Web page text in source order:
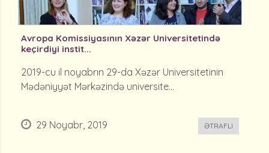
Avropa Komissiyasının Xəzər Universitetində
keçirdiyi instit...
2019-cu il noyabrın 29-da Xəzər Universitetinin
Mədəniyyət Mərkəzində universite...
29 Noyabr, 2019 ƏTRAFLI